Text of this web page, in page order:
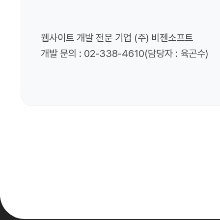
웹사이트 개발 전문 기업 (주) 비젠소프트
개발 문의 : 02-338-4610(담당자 : 육곤수)